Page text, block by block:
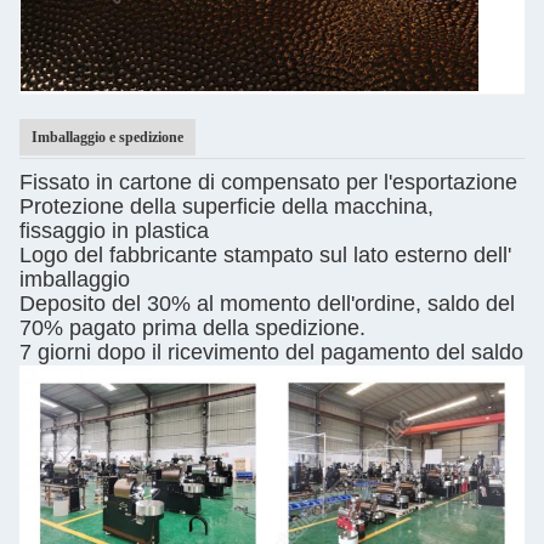
Imballaggio e spedizione
Fissato in cartone di compensato per l'esportazione
Protezione della superficie della macchina,
fissaggio in plastica
Logo del fabbricante stampato sul lato esterno dell'
imballaggio
Deposito del 30% al momento dell'ordine, saldo del
70% pagato prima della spedizione.
7 giorni dopo il ricevimento del pagamento del saldo